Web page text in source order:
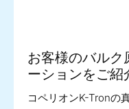
お客様のバルク
ーションをご紹
コペリオンK-Tronの